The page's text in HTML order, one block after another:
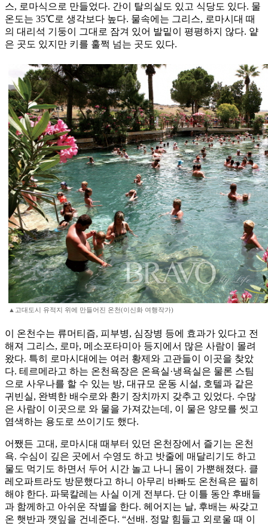
스, 로마식으로 만들었다. 간이 탈의실도 있고 식당도 있다. 물
온도는 35℃로 생각보다 높다. 물속에는 그리스, 로마시대 때
의 대리석 기둥이 그대로 잠겨 있어 발밑이 평평하지 않다. 얕
은 곳도 있지만 키를 훌쩍 넘는 곳도 있다.
▲고대도시 유적지 위에 만들어진 온천(이신화 여행작가)
이 온천수는 류머티즘, 피부병, 심장병 등에 효과가 있다고 전
해져 그리스, 로마, 메소포타미아 등지에서 많은 사람이 몰려
왔다. 특히 로마시대에는 여러 황제와 고관들이 이곳을 찾았
다. 테르메라고 하는 온천욕장은 온욕실·냉욕실은 물론 스팀
으로 사우나를 할 수 있는 방, 대규모 운동 시설, 호텔과 같은
귀빈실, 완벽한 배수로와 환기 장치까지 갖추고 있었다. 수많
은 사람이 이곳으로 와 물을 가져갔는데, 이 물은 양모를 씻고
염색하는 용도로 쓰이기도 했다.
어쨌든 고대, 로마시대 때부터 있던 온천장에서 즐기는 온천
욕. 수심이 깊은 곳에서 수영도 하고 밧줄에 매달리기도 하고
물도 먹기도 하면서 두어 시간 놀고 나니 몸이 가뿐해졌다. 클
레오파트라도 방문했다고 하니 아무리 바빠도 온천욕은 필히
해야 한다. 파묵칼레는 사실 이게 전부다. 단 이틀 동안 후배들
과 함께하고 아쉬운 작별을 한다. 헤어지는 날, 후배는 싸갖고
온 햇반과 깻잎을 건네준다. “선배. 정말 힘들고 외로울 때 이